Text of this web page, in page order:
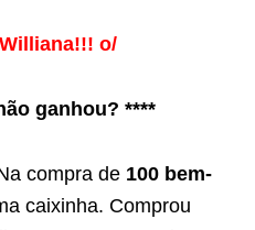
o/
ganhou? ****
compra de 100 bem-
caixinha. Comprou